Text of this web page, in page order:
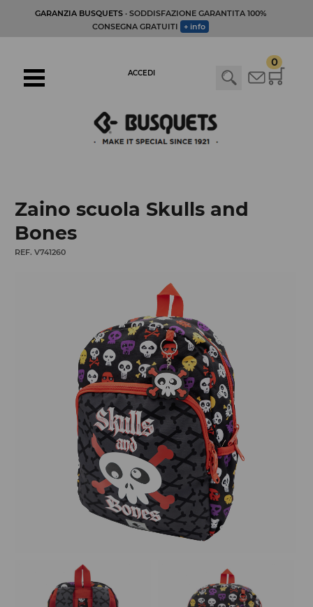
GARANZIA BUSQUETS· SODDISFAZIONE GARANTITA 100%
CONSEGNA GRATUITI
+ info
0
ACCEDI
Zaino scuola Skulls and
Bones
REF. V741260